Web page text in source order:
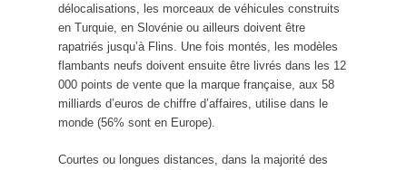
délocalisations, les morceaux de véhicules construits
en Turquie, en Slovénie ou ailleurs doivent être
rapatriés jusqu’à Flins. Une fois montés, les modèles
flambants neufs doivent ensuite être livrés dans les 12
000 points de vente que la marque française, aux 58
milliards d’euros de chiffre d’affaires, utilise dans le
monde (56% sont en Europe).
Courtes ou longues distances, dans la majorité des